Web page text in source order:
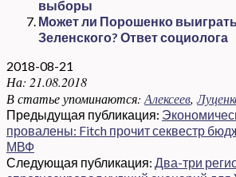
выборы
Может ли Порошенко
Зеленского? Ответ социолога
2018-08-21
На: 21.08.2018
В статье упоминаются: Алексеев,
Предыдущая публикация:
провалены: Fitch прочит секвестр
МВФ
Следующая публикация: Два-три